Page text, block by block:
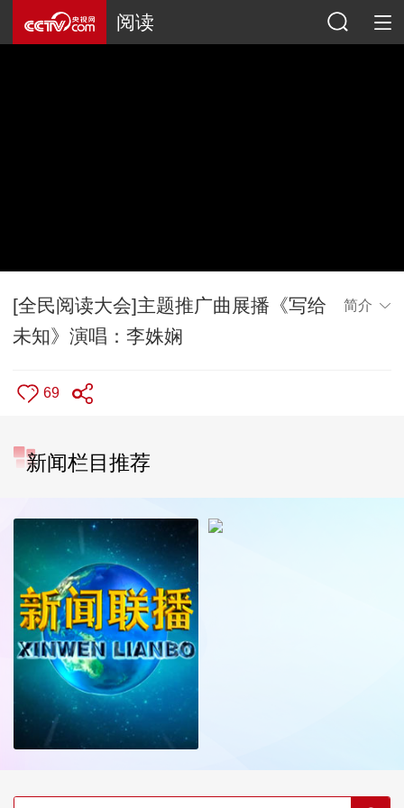
阅读
[全民阅读大会]主题推广曲展播《写给
未知》演唱：李姝娴
简介
69
新闻栏目推荐